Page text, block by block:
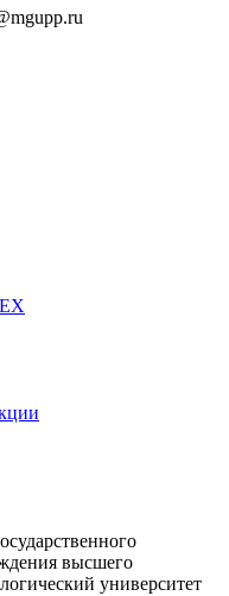
высшего
университет